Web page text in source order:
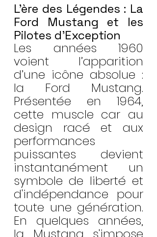
L’ère des Légendes : La
Ford Mustang et les
Pilotes d’Exception
Les années 1960
voient l’apparition
d’une icône absolue :
la Ford Mustang.
Présentée en 1964,
cette muscle car au
design racé et aux
performances
puissantes devient
instantanément un
symbole de liberté et
d'indépendance pour
toute une génération.
En quelques années,
la Mustang s'impose